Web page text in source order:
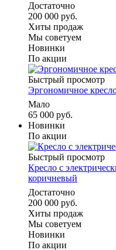
Достаточно
200 000 руб.
Хиты продаж
Мы советуем
Новинки
По акции
Быстрый просмотр
Эргономичное
Мало
65 000 руб.
Новинки
По акции
Быстрый просмотр
Кресло с
коричневый
Достаточно
200 000 руб.
Хиты продаж
Мы советуем
Новинки
По акции